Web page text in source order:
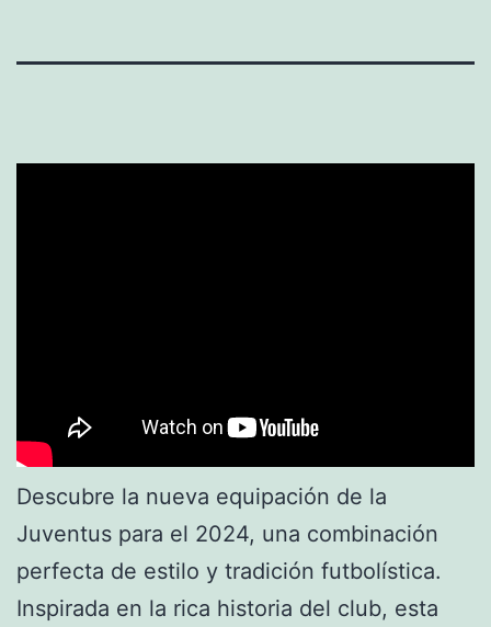
Descubre la nueva equipación de la
Juventus para el 2024, una combinación
perfecta de estilo y tradición futbolística.
Inspirada en la rica historia del club, esta